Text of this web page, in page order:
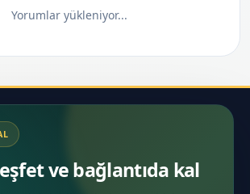
Yorumlar yükleniyor...
ve bağlantıda kal